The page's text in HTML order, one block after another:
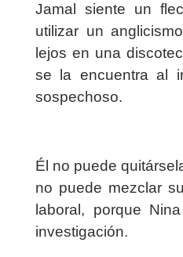
Jamal siente un
utilizar un
lejos en una
se la encuentra al
sospechoso.
Él no puede
no puede mezclar
laboral, porque
investigación.